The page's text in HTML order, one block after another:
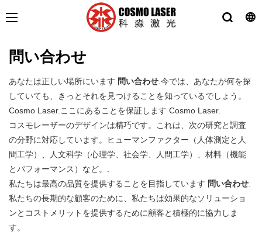
問い合わせ
あなたは正しい場所にいます 問い合わせ.今では、あなたが何を探
していても、きっとそれを見つけることを知っているでしょう。
Cosmo Laser.ここにあることを保証します Cosmo Laser.
コスモレーザーのデザインは精巧です。これは、次の研究と調査
の分野に対応しています。ヒューマンファクター（人体測定と人
間工学）、人文科学（心理学、社会学、人間工学）、材料（機能
とパフォーマンス）など。.
私たちは最高の品質を提供することを目指しています 問い合わせ.
私たちの長期的な顧客のために、私たちは効果的なソリューショ
ンとコストメリットを提供するために顧客と積極的に協力しま
す。